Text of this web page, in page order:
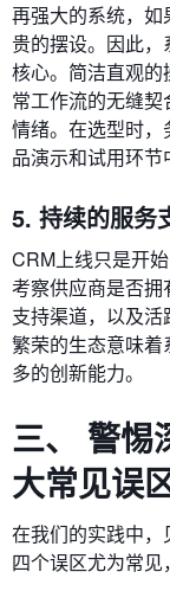
再强大的系统，
贵的摆设。因此
核心。简洁直观
常工作流的无缝
情绪。在选型时
品演示和试用环节
5. 持续的服务
CRM上线只是开
考察供应商是否
支持渠道，以及
繁荣的生态意味
多的创新能力。
三、 警惕
大常见误
在我们的实践中，
四个误区尤为常见